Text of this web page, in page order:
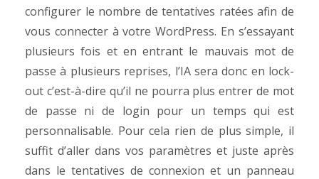
configurer le nombre de tentatives ratées afin de
vous connecter à votre WordPress. En s’essayant
plusieurs fois et en entrant le mauvais mot de
passe à plusieurs reprises, l’IA sera donc en lock-
out c’est-à-dire qu’il ne pourra plus entrer de mot
de passe ni de login pour un temps qui est
personnalisable. Pour cela rien de plus simple, il
suffit d’aller dans vos paramètres et juste après
dans le tentatives de connexion et un panneau